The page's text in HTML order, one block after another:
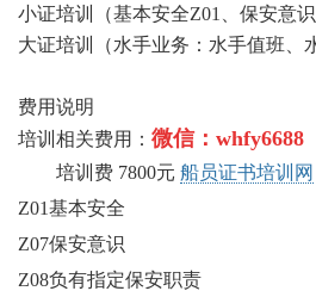
小证培训（基本安全Z01、保安意
大证培训（水手业务：水手值班、
费用说明
培训相关费用： 微信：whfy6688
培训费 7800元 船员证书培训网
Z01基本安全
Z07保安意识
Z08负有指定保安职责